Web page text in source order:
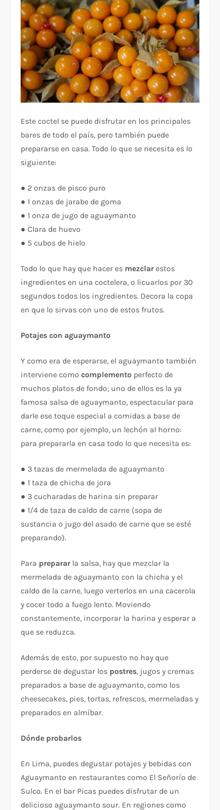
Este coctel se puede disfrutar en los principales
bares de todo el país, pero también puede
prepararse en casa. Todo lo que se necesita es lo
siguiente:
● 2 onzas de pisco puro
● 1 onzas de jarabe de goma
● 1 onza de jugo de aguaymanto
● Clara de huevo
● 5 cubos de hielo
Todo lo que hay que hacer es mezclarestos
ingredientes en una coctelera, o licuarlos por 30
segundos todos los ingredientes. Decora la copa
en que lo sirvas con uno de estos frutos.
Potajes con aguaymanto
Y como era de esperarse, el aguaymanto también
interviene comocomplemento perfecto de
muchos platos de fondo; uno de ellos es la ya
famosa salsa de aguaymanto, espectacular para
darle ese toque especial a comidas a base de
carne, como por ejemplo, un lechón al horno:
para prepararla en casa todo lo que necesita es:
● 3 tazas de mermelada de aguaymanto
● 1 taza de chicha de jora
● 3 cucharadas de harina sin preparar
● 1/4 de taza de caldo de carne (sopa de
sustancia o jugo del asado de carne que se esté
preparando).
Para prepararla salsa, hay que mezclar la
mermelada de aguaymanto con la chicha y el
caldo de la carne, luego verterlos en una cacerola
y cocer todo a fuego lento. Moviendo
constantemente, incorporar la harina y esperar a
que se reduzca.
Además de esto, por supuesto no hay que
perderse de degustar los postres, jugos y cremas
preparados a base de aguaymanto, como los
cheesecakes, pies, tortas, refrescos, mermeladas y
preparados en almíbar.
Dónde probarlos
En Lima, puedes degustar potajes y bebidas con
Aguaymanto en restaurantes como El Señorío de
Sulco. En el bar Picas puedes disfrutar de un
delicioso aguaymanto sour. En regiones como